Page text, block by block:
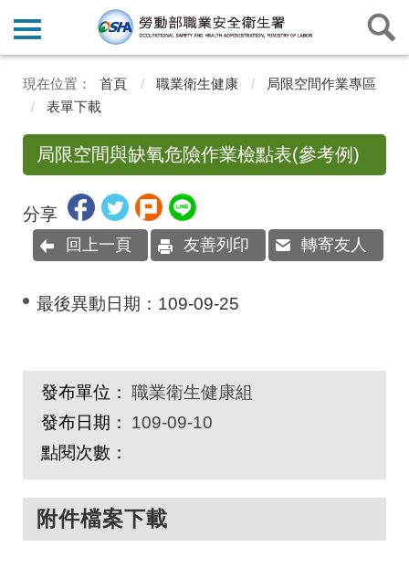
首頁 職業衛生健康
局限空間作業專區
表單下載
局限空間與缺氧危險作業檢點表(參考例)
分享
回上一頁 友善列印 轉寄友人
最後異動日期： 109-09-25
發布單位： 職業衛生健康組
發布日期：
109-09-10
點閱次數：
附件檔案下載